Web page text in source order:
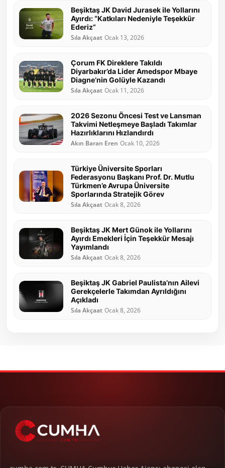
Beşiktaş JK David Jurasek ile Yollarını
Ayırdı: “Katkıları Nedeniyle Teşekkür
Ederiz”
Sıla Akçaat Ocak 13, 2026
Çorum FK Direklere Takıldı
Diyarbakır’da Lider Amedspor Mbaye
Diagne’nin Golüyle Kazandı
Sıla Akçaat Ocak 11, 2026
2026 Sezonu Öncesi Test ve Lansman
Takvimi Netleşmeye Başladı Takımlar
Hazırlıklarını Hızlandırdı
Akın Baran Eren Ocak 10, 2026
Türkiye Üniversite Sporları
Federasyonu Başkanı Prof. Dr. Mutlu
Türkmen’e Avrupa Üniversite
Sporlarında Stratejik Görev
Sıla Akçaat Ocak 8, 2026
Beşiktaş JK Mert Günok ile Yollarını
Ayırdı Emekleri İçin Teşekkür Mesajı
Yayımlandı
Sıla Akçaat Ocak 8, 2026
Beşiktaş JK Gabriel Paulista’nın Ailevi
Gerekçelerle Takımdan Ayrıldığını
Açıkladı
Sıla Akçaat Ocak 8, 2026